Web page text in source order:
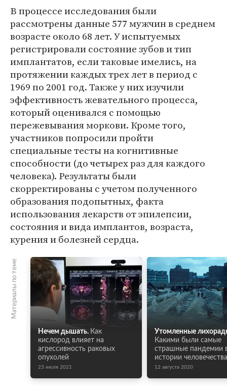
В процессе исследования были
рассмотрены данные 577 мужчин в среднем
возрасте около 68 лет. У испытуемых
регистрировали состояние зубов и тип
имплантатов, если таковые имелись, на
протяжении каждых трех лет в период с
1969 по 2001 год. Также у них изучили
эффективность жевательного процесса,
который оценивался с помощью
пережевывания моркови. Кроме того,
участников попросили пройти
специальные тесты на когнитивные
способности (до четырех раз для каждого
человека). Результаты были
скорректированы с учетом полученного
образования подопытных, факта
использования лекарств от эпилепсии,
состояния и вида имплантов, возраста,
курения и болезней сердца.
Материалы по теме
Нечем дышать. Как
кислород влияет на
агрессивность раковых
опухолей
23 июля 2021
Утомленные
Какими были самые
страшные пандемии
истории человечества
12 августа 2020